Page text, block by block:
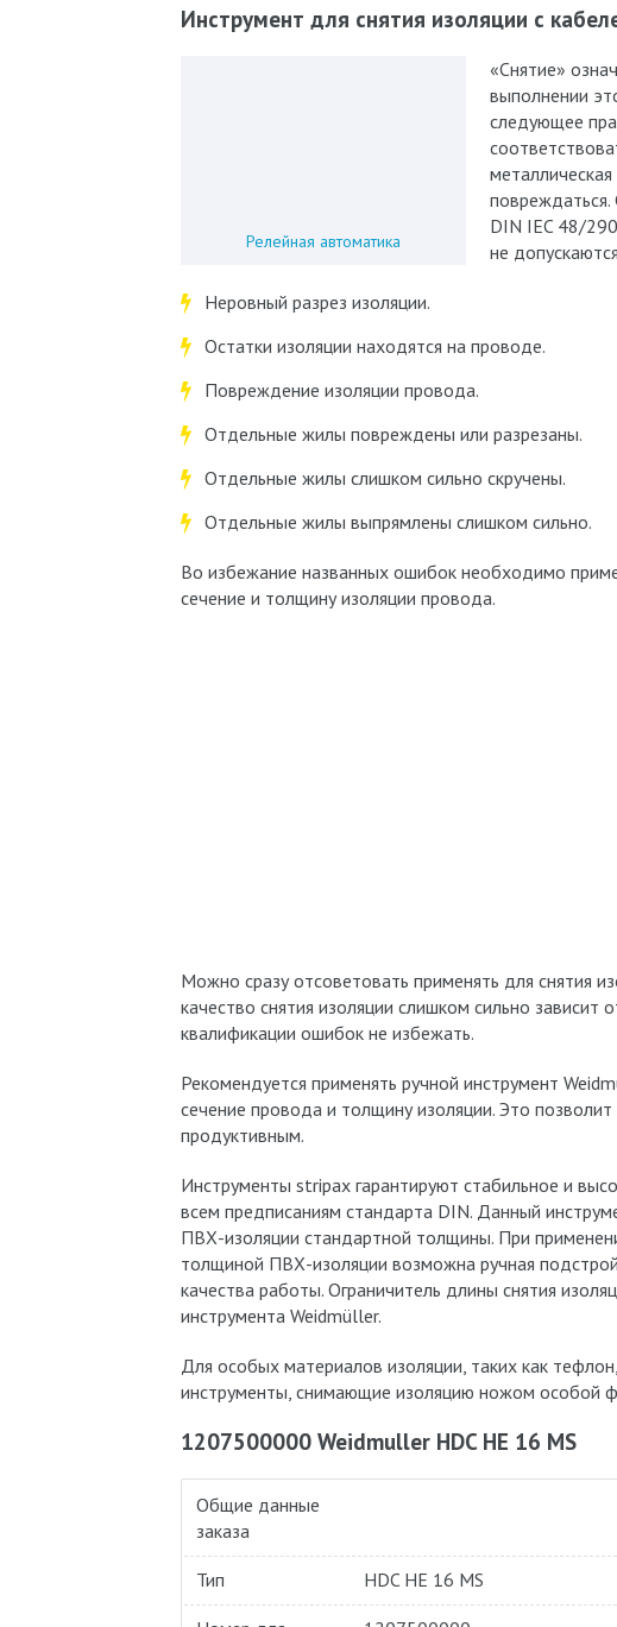
Инструмент для снятия изоляции с
Релейная автоматика
«Снятие»
выполнении
следующее
DIN IEC 48/
не
Неровный разрез изоляции.
Остатки изоляции находятся на проводе.
Повреждение изоляции провода.
Отдельные жилы повреждены или разрезаны.
Отдельные жилы слишком сильно скручены.
Отдельные жилы выпрямлены слишком сильно.
Во избежание названных ошибок необходимо
сечение и толщину изоляции провода.
Можно сразу отсоветовать применять для снятия
качество снятия изоляции слишком сильно
квалификации ошибок не избежать.
Рекомендуется применять ручной инструмент
сечение провода и толщину изоляции. Это
продуктивным.
Инструменты stripax гарантируют стабильное и
всем предписаниям стандарта DIN. Данный
ПВХ-изоляции стандартной толщины. При
толщиной ПВХ-изоляции возможна ручная
качества работы. Ограничитель длины снятия
инструмента Weidmüller.
Для особых материалов изоляции, таких как
инструменты, снимающие изоляцию ножом особой
1207500000 Weidmuller HDC HE 16 MS
Общие данные
заказа
Тип HDC HE 16 MS